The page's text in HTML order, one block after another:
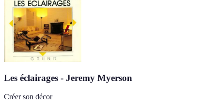
Les éclairages - Jeremy Myerson
Créer son décor